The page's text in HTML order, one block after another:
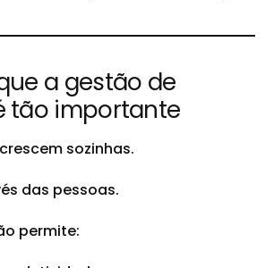
a gestão de
tão importante
sozinhas.
das pessoas.
permite: